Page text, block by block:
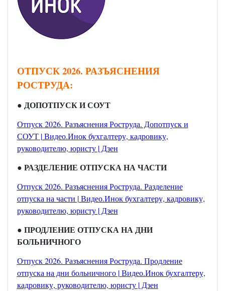
ОТПУСК 2026. РАЗЪЯСНЕНИЯ
РОСТРУДА:
● ДОПОТПУСК И СОУТ
Отпуск 2026. Разъяснения Роструда. Допотпуск и
СОУТ | Видео.Инок бухгалтеру, кадровику,
руководителю, юристу | Дзен
● РАЗДЕЛЕНИЕ ОТПУСКА НА ЧАСТИ
Отпуск 2026. Разъяснения Роструда. Разделение
отпуска на части | Видео.Инок бухгалтеру, кадровику,
руководителю, юристу | Дзен
● ПРОДЛЕНИЕ ОТПУСКА НА ДНИ
БОЛЬНИЧНОГО
Отпуск 2026. Разъяснения Роструда. Продление
отпуска на дни больничного | Видео.Инок бухгалтеру,
кадровику, руководителю, юристу | Дзен